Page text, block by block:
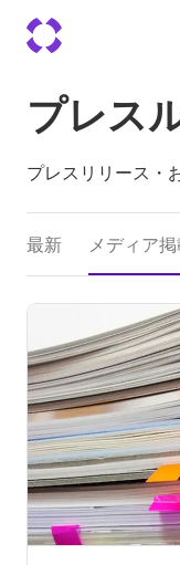
プレス
プレスリリース・
最新 メディア